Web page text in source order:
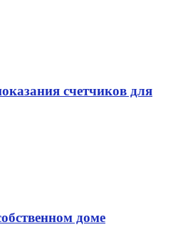
счетчиков для
доме